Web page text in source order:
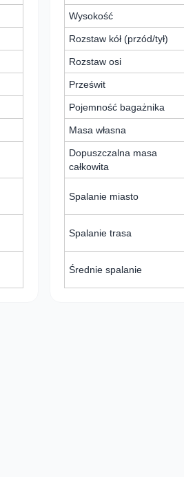
Wysokość
Rozstaw kół (przód/tył)
Rozstaw osi
Prześwit
Pojemność bagażnika
Masa własna
Dopuszczalna masa
całkowita
Spalanie miasto
Spalanie trasa
Średnie spalanie